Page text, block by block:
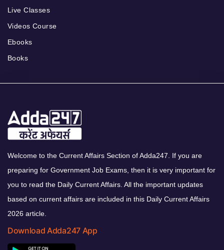
Live Classes
Videos Course
Ebooks
Books
Welcome to the Current Affairs Section of Adda247. If you are
preparing for Government Job Exams, then it is very important for
you to read the Daily Current Affairs. All the important updates
based on current affairs are included in this Daily Current Affairs
2026 article.
Download Adda247 App